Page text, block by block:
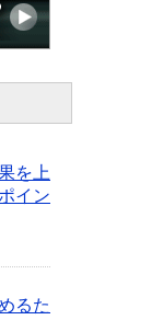
を上
イン
るた